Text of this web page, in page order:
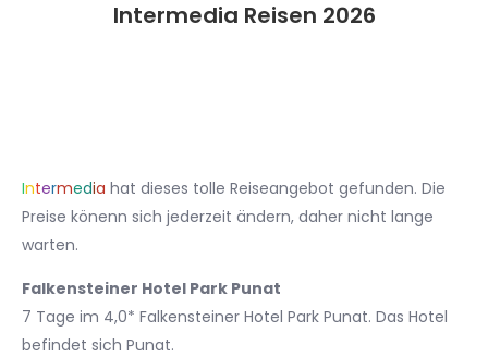
Intermedia Reisen 2026
Intermedia hat dieses tolle Reiseangebot gefunden. Die
Preise könenn sich jederzeit ändern, daher nicht lange
warten.
Falkensteiner Hotel Park Punat
7 Tage im 4,0* Falkensteiner Hotel Park Punat. Das Hotel
befindet sich Punat.